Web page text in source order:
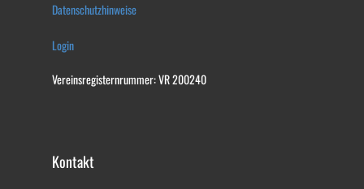
Datenschutzhinweise
Login
Vereinsregisternrummer: VR 200240
Kontakt